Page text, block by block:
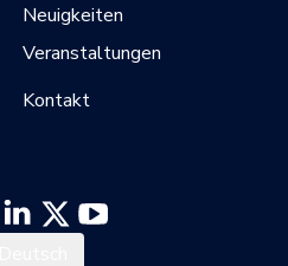
Neuigkeiten
Veranstaltungen
Kontakt